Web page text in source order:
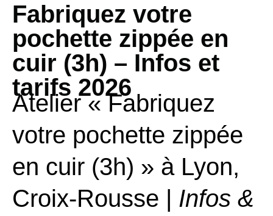
Fabriquez votre
pochette zippée en
cuir (3h) – Infos et
tarifs 2026
Atelier « Fabriquez
votre pochette zippée
en cuir (3h) » à Lyon,
Croix-Rousse | Infos &